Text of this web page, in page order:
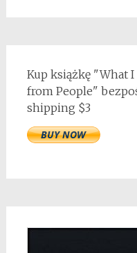
Kup książkę "What
from People"
shipping $3